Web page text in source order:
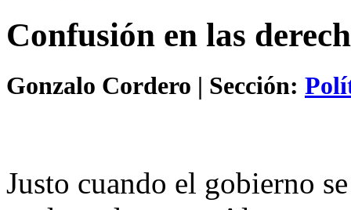
Confusión en las
Gonzalo Cordero | Sección:
Justo cuando el gobierno